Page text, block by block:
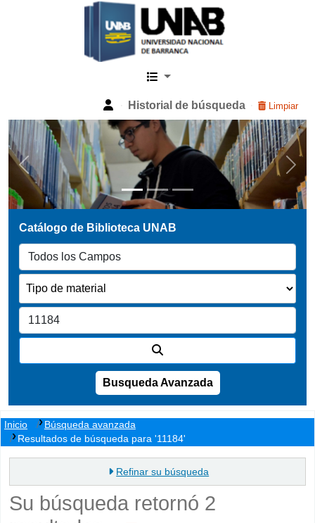
Catalogo Web UNAB
Historial de búsqueda Limpiar
Previous Next
Busqueda Avanzada
Inicio
Búsqueda avanzada
Resultados de búsqueda para '11184'
Refinar su búsqueda
Su búsqueda retornó 2